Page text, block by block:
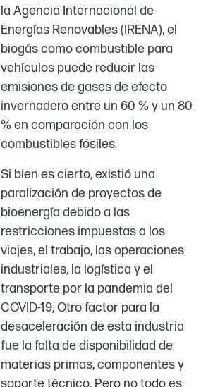
la Agencia Internacional de
Energías Renovables (IRENA), el
biogás como combustible para
vehículos puede reducir las
emisiones de gases de efecto
invernadero entre un 60 % y un 80
% en comparación con los
combustibles fósiles.
Si bien es cierto, existió una
paralización de proyectos de
bioenergía debido a las
restricciones impuestas a los
viajes, el trabajo, las operaciones
industriales, la logística y el
transporte por la pandemia del
COVID-19, Otro factor para la
desaceleración de esta industria
fue la falta de disponibilidad de
materias primas, componentes y
soporte técnico. Pero no todo es